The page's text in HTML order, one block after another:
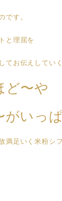
です。
と理屈を
てお伝えしてい
ど〜や
がいっ
満足いく米粉シ